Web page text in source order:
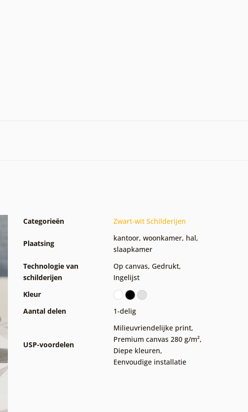
Categorieën Zwart-wit Schilderijen
Plaatsing
kantoor, woonkamer, hal,
slaapkamer
Technologie van
schilderijen
Op canvas, Gedrukt,
Ingelijst
Kleur
Aantal delen
1-delig
USP-voordelen
Milieuvriendelijke print,
Premium canvas 280 g/m²,
Diepe kleuren,
Eenvoudige installatie